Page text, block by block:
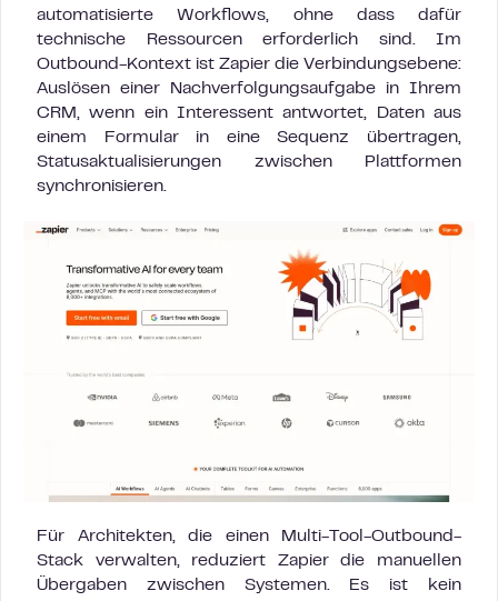
automatisierte Workflows, ohne dass dafür
technische Ressourcen erforderlich sind. Im
Outbound-Kontext ist Zapier die Verbindungsebene:
Auslösen einer Nachverfolgungsaufgabe in Ihrem
CRM, wenn ein Interessent antwortet, Daten aus
einem Formular in eine Sequenz übertragen,
Statusaktualisierungen zwischen Plattformen
synchronisieren.
Für Architekten, die einen Multi-Tool-Outbound-
Stack verwalten, reduziert Zapier die manuellen
Übergaben zwischen Systemen. Es ist kein